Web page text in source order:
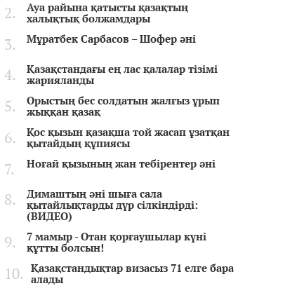
Ауа райына қатысты қазақтың
халықтық болжамдары
Мұратбек Сарбасов – Шофер әні
Қазақстандағы ең лас қалалар тізімі
жарияланды
Орыстың бес солдатын жалғыз ұрып
жыққан қазақ
Қос қызын қазақша той жасап ұзатқан
қытайдың құпиясы
Ноғай қызының жан тебірентер әні
Димаштың әні шыға сала
қытайлықтарды дүр сілкіндірді:
(ВИДЕО)
7 мамыр - Отан қорғаушылар күні
құтты болсын!
Қазақстандықтар визасыз 71 елге бара
алады